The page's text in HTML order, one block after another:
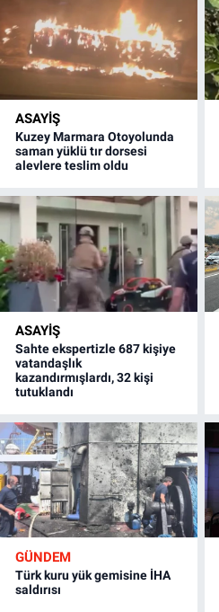
ASAYİŞ
Kuzey Marmara Otoyolunda
saman yüklü tır dorsesi
alevlere teslim oldu
ASAYİŞ
Sahte ekspertizle 687 kişiye
vatandaşlık
kazandırmışlardı, 32 kişi
tutuklandı
GÜNDEM
Türk kuru yük gemisine İHA
saldırısı